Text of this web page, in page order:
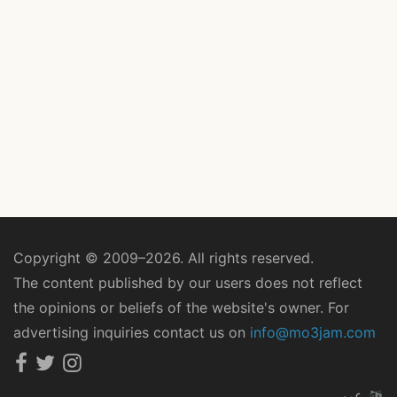
Copyright © 2009–2026. All rights reserved.
The content published by our users does not reflect
the opinions or beliefs of the website's owner. For
advertising inquiries contact us on info@mo3jam.com